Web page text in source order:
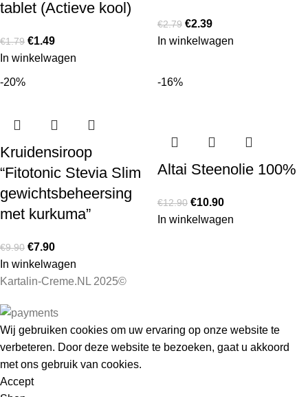
tablet (Actieve kool)
€1.79 €1.49
In winkelwagen
€2.79 €2.39
In winkelwagen
-20%
Kruidensiroop
“Fitotonic Stevia Slim
gewichtsbeheersing
met kurkuma”
€9.90 €7.90
In winkelwagen
-16%
Altai Steenolie 100%
€12.90 €10.90
In winkelwagen
Kartalin-Creme.NL 2025©
Wij gebruiken cookies om uw ervaring op onze website te
verbeteren. Door deze website te bezoeken, gaat u akkoord
met ons gebruik van cookies.
Accept